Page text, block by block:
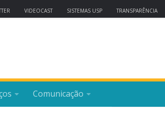
VIDEOCAST SISTEMAS USP TRANSPARÊNCIA
Comunicação